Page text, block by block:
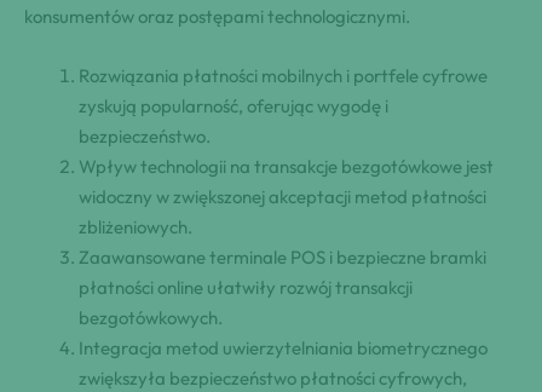
konsumentów oraz postępami technologicznymi.
Rozwiązania płatności mobilnych i portfele cyfrowe
zyskują popularność, oferując wygodę i
bezpieczeństwo.
Wpływ technologii na transakcje bezgotówkowe jest
widoczny w zwiększonej akceptacji metod płatności
zbliżeniowych.
Zaawansowane terminale POS i bezpieczne bramki
płatności online ułatwiły rozwój transakcji
bezgotówkowych.
Integracja metod uwierzytelniania biometrycznego
zwiększyła bezpieczeństwo płatności cyfrowych,